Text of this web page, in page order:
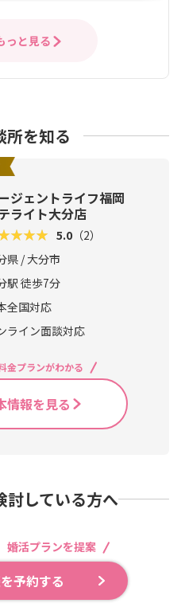
っと見る
所を知る
ジェントライフ福岡
ライト大分店
5.0 （2）
県 / 大分市
駅 徒歩7分
全国対応
ライン面談対応
金プランがわかる
情報を見る
討している方へ
婚活プランを提案
予約する